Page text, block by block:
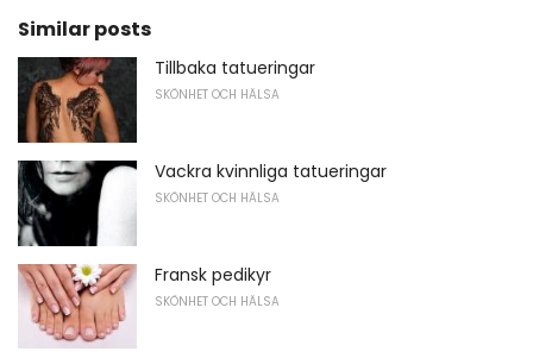
Similar posts
Tillbaka tatueringar
SKÖNHET OCH HÄLSA
Vackra kvinnliga tatueringar
SKÖNHET OCH HÄLSA
Fransk pedikyr
SKÖNHET OCH HÄLSA